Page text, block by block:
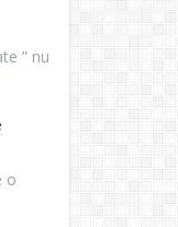
” nu
o